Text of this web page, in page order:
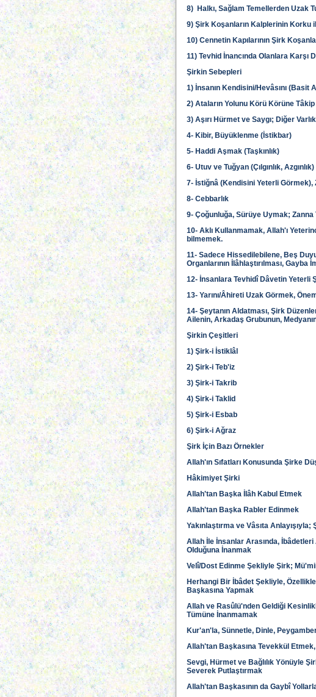
8) Halkı, Sağlam Temellerden Uzak
9) Şirk Koşanların Kalplerinin Korku
10) Cennetin Kapılarının Şirk
11) Tevhid İnancında Olanlara Karşı
Şirkin Sebepleri
1) İnsanın Kendisini/Hevâsını (Basit
2) Ataların Yolunu Körü Körüne
3) Aşırı Hürmet ve Saygı; Diğer
4- Kibir, Büyüklenme (İstikbar)
5- Haddi Aşmak (Taşkınlık)
6- Utuv ve Tuğyan (Çılgınlık, Azgınlık)
7- İstiğnâ (Kendisini Yeterli
8- Cebbarlık
9- Çoğunluğa, Sürüye Uymak; Zanna
10- Aklı Kullanmamak, Allah'ı
bilmemek.
11- Sadece Hissedilebilene, Beş
Organlarının İlâhlaştırılması, Gayba
12- İnsanlara Tevhidî Dâvetin Yeterli
13- Yarını/Âhireti Uzak Görmek,
14- Şeytanın Aldatması, Şirk
Ailenin, Arkadaş Grubunun,
Şirkin Çeşitleri
1) Şirk-i İstiklâl
2) Şirk-i Teb'iz
3) Şirk-i Takrib
4) Şirk-i Taklid
5) Şirk-i Esbab
6) Şirk-i Ağraz
Şirk İçin Bazı Örnekler
Allah'ın Sıfatları Konusunda Şirke
Hâkimiyet Şirki
Allah'tan Başka İlâh Kabul Etmek
Allah'tan Başka Rabler Edinmek
Yakınlaştırma ve Vâsıta
Allah İle İnsanlar Arasında, İbâdetleri
Olduğuna İnanmak
Velî/Dost Edinme Şekliyle Şirk;
Herhangi Bir İbâdet Şekliyle,
Başkasına Yapmak
Allah ve Rasûlü'nden Geldiği
Tümüne İnanmamak
Kur'an'la, Sünnetle, Dinle,
Allah'tan Başkasına Tevekkül
Sevgi, Hürmet ve Bağlılık Yönüyle
Severek Putlaştırmak
Allah'tan Başkasının da Gaybî